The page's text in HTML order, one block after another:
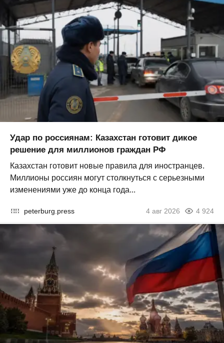
Удар по россиянам: Казахстан готовит дикое
решение для миллионов граждан РФ
Казахстан готовит новые правила для иностранцев.
Миллионы россиян могут столкнуться с серьезными
изменениями уже до конца года...
peterburg.press 4 авг 2026 4 924